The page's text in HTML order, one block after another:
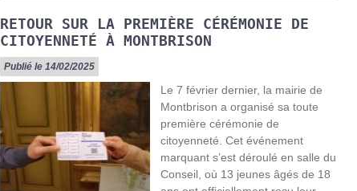
RETOUR SUR LA PREMIÈRE CÉRÉMONIE DE
CITOYENNETÉ À MONTBRISON
Publié le 14/02/2025
Le 7 février dernier, la mairie de
Montbrison a organisé sa toute
première cérémonie de
citoyenneté. Cet événement
marquant s’est déroulé en salle du
Conseil, où 13 jeunes âgés de 18